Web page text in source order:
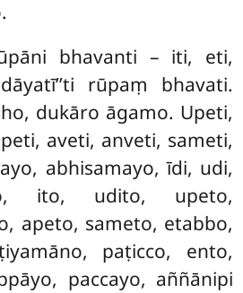
bhavanti – iti, eti,
rūpaṃ bhavati.
dukāro āgamo. Upeti,
aveti, anveti, sameti,
abhisamayo, īdi, udi,
ito, udito, upeto,
apeto, sameto, etabbo,
paṭicco, ento,
paccayo, aññānipi